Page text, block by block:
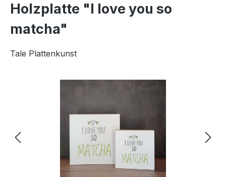
Holzplatte "I love you so
matcha"
Tale Plattenkunst
Bildergalerie überspringen